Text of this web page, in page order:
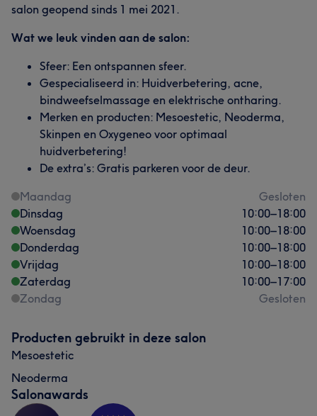
salon geopend sinds 1 mei 2021.
Wat we leuk vinden aan de salon:
Sfeer: Een ontspannen sfeer.
Gespecialiseerd in: Huidverbetering, acne,
bindweefselmassage en elektrische ontharing.
Merken en producten: Mesoestetic, Neoderma,
Skinpen en Oxygeneo voor optimaal
huidverbetering!
De extra’s: Gratis parkeren voor de deur.
Maandag
Gesloten
Dinsdag
10:00–18:00
Woensdag
10:00–18:00
Donderdag
10:00–18:00
Vrijdag
10:00–18:00
Zaterdag
10:00–17:00
Zondag
Gesloten
Producten gebruikt in deze salon
Mesoestetic
Neoderma
Salonawards